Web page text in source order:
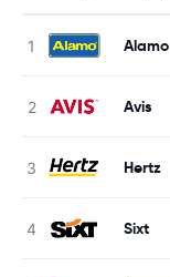
Alamo
Avis
Hertz
Sixt